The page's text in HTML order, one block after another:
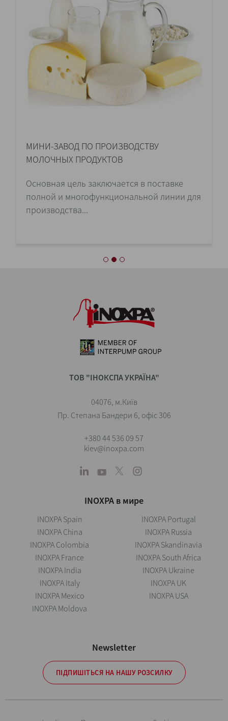
МИНИ-ЗАВОД ПО ПРОИЗВОДСТВУ
МОЛОЧНЫХ ПРОДУКТОВ
Основная цель заключается в поставке
полной и многофункциональной линии для
производства...
ТОВ "ІНОКСПА УКРАЇНА"
04076, м.Київ
Пр. Степана Бандери 6, офіс 306
+380 44 536 09 57
kiev@inoxpa.com
INOXPA в мире
INOXPA Spain
INOXPA China
INOXPA Colombia
INOXPA France
INOXPA India
INOXPA Italy
INOXPA Mexico
INOXPA Moldova
INOXPA Portugal
INOXPA Russia
INOXPA Skandinavia
INOXPA South Africa
INOXPA Ukraine
INOXPA UK
INOXPA USA
Newsletter
ПІДПИШІТЬСЯ НА НАШУ РОЗСИЛКУ